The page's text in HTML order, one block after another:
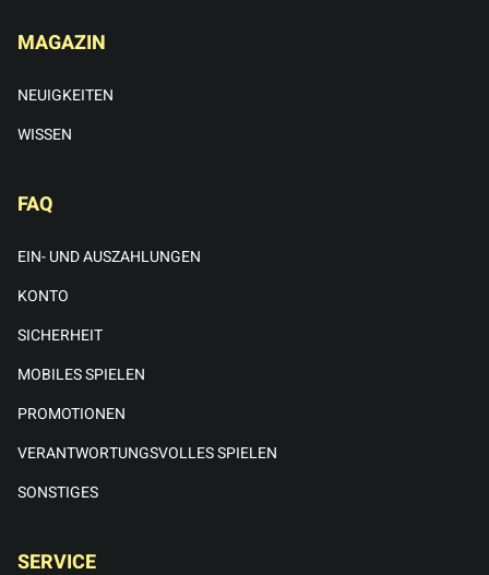
MAGAZIN
NEUIGKEITEN
WISSEN
FAQ
EIN- UND AUSZAHLUNGEN
KONTO
SICHERHEIT
MOBILES SPIELEN
PROMOTIONEN
VERANTWORTUNGSVOLLES SPIELEN
SONSTIGES
SERVICE